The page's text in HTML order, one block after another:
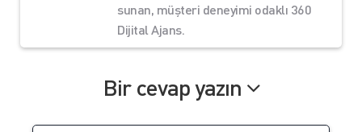
sunan, müşteri deneyimi odaklı 360
Dijital Ajans.
Bir cevap yazın